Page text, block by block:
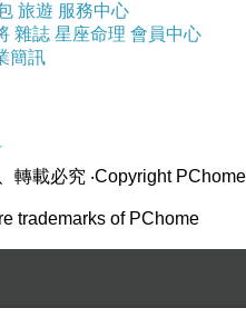
旅遊 服務中心
雜誌 星座命理 會員中心
簡訊
轉載必究 ‧Copyright PChome
trademarks of PChome